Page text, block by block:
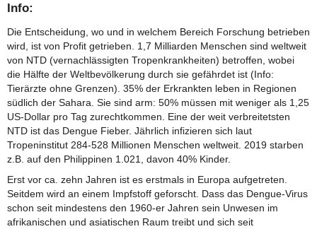
Info:
Die Entscheidung, wo und in welchem Bereich Forschung betrieben
wird, ist von Profit getrieben. 1,7 Milliarden Menschen sind weltweit
von NTD (vernachlässigten Tropenkrankheiten) betroffen, wobei
die Hälfte der Weltbevölkerung durch sie gefährdet ist (Info:
Tierärzte ohne Grenzen). 35% der Erkrankten leben in Regionen
südlich der Sahara. Sie sind arm: 50% müssen mit weniger als 1,25
US-Dollar pro Tag zurechtkommen. Eine der weit verbreitetsten
NTD ist das Dengue Fieber. Jährlich infizieren sich laut
Tropeninstitut 284-528 Millionen Menschen weltweit. 2019 starben
z.B. auf den Philippinen 1.021, davon 40% Kinder.
Erst vor ca. zehn Jahren ist es erstmals in Europa aufgetreten.
Seitdem wird an einem Impfstoff geforscht. Dass das Dengue-Virus
schon seit mindestens den 1960-er Jahren sein Unwesen im
afrikanischen und asiatischen Raum treibt und sich seit